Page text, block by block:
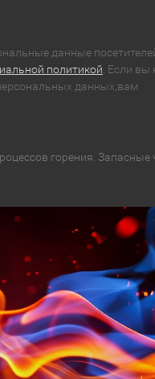
данные
политикой . Если вы
данных,вам
горения. Запасные